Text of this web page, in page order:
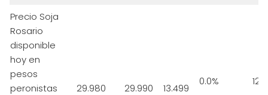
Precio Soja
Rosario
disponible
hoy en
pesos
peronistas
29.980 29.990 13.499
0.0%